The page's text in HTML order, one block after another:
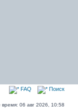
FAQ Поиск
время: 06 авг 2026, 10:58